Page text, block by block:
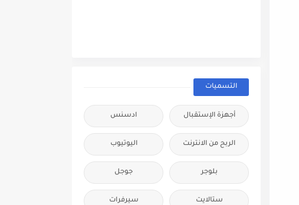
التسميات
أجهزة الإستقبال ادسنس
الربح من الانترنت اليوتيوب
بلوجر جوجل
ستالايت سيرفرات